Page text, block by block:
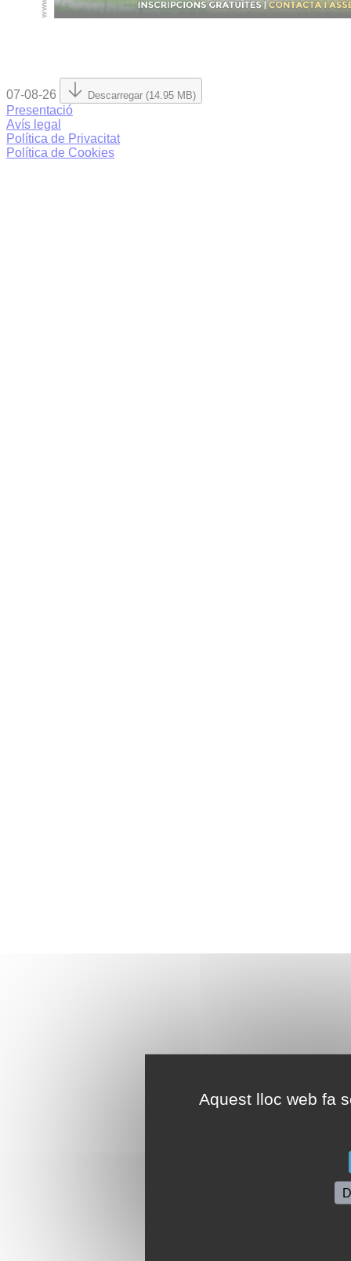
Aquest lloc web fa
07-08-26 Descarregar (14.95 MB)
Presentació
Avís legal
Política de Privacitat
Política de Cookies